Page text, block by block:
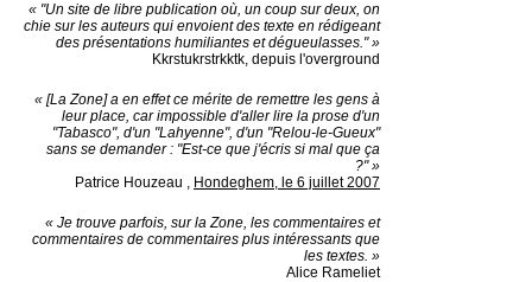
« "Un site de libre publication où, un coup sur deux, on
chie sur les auteurs qui envoient des texte en rédigeant
des présentations humiliantes et dégueulasses." »
Kkrstukrstrkktk, depuis l'overground
« [La Zone] a en effet ce mérite de remettre les gens à
leur place, car impossible d'aller lire la prose d'un
"Tabasco", d'un "Lahyenne", d'un "Relou-le-Gueux"
sans se demander : "Est-ce que j'écris si mal que ça
?" »
Patrice Houzeau , Hondeghem, le 6 juillet 2007
« Je trouve parfois, sur la Zone, les commentaires et
commentaires de commentaires plus intéressants que
les textes. »
Alice Rameliet